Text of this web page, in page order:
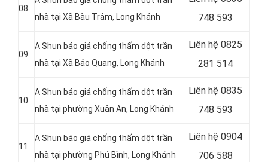
08
nhà tại Xã Bàu Trâm, Long Khánh
748 593
09
A Shun báo giá chống thấm dột trần
nhà tại Xã Bảo Quang, Long Khánh
Liên hệ 0825
281 514
10
A Shun báo giá chống thấm dột trần
nhà tại phường Xuân An, Long Khánh
Liên hệ 0835
748 593
11
A Shun báo giá chống thấm dột trần
nhà tại phường Phú Bình, Long Khánh
Liên hệ 0904
706 588